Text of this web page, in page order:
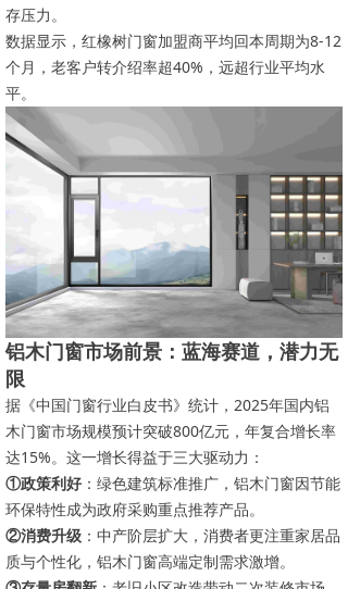
存压力。
数据显示，红橡树门窗加盟商平均回本周期为8-12
个月，老客户转介绍率超40%，远超行业平均水
平。
铝木门窗市场前景：蓝海赛道，潜力无
限
据《中国门窗行业白皮书》统计，2025年国内铝
木门窗市场规模预计突破800亿元，年复合增长率
达15%。这一增长得益于三大驱动力：
①政策利好 ：绿色建筑标准推广，铝木门窗因节能
环保特性成为政府采购重点推荐产品。
②消费升级 ：中产阶层扩大，消费者更注重家居品
质与个性化，铝木门窗高端定制需求激增。